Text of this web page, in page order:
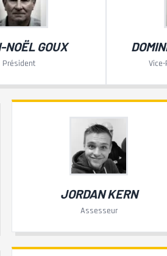
GOUX
Président
JORDAN KERN
Assesseur